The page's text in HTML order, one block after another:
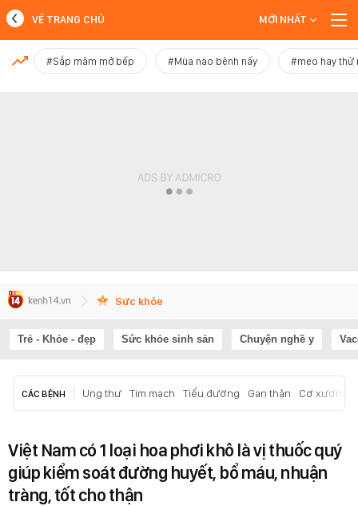
MỚI NHẤT
VỀ TRANG CHỦ MỚI NHẤT
#Sắp mâm mở bếp #Mùa nào bệnh nấy #mẹo hay thử
Sức khỏe
Trẻ - Khỏe - đẹp Sức khỏe sinh sản Chuyện nghề y
CÁC BỆNH Ung thư Tim mạch Tiểu đường Gan thận Cơ xương
Việt Nam có 1 loại hoa phơi khô là vị thuốc quý
giúp kiểm soát đường huyết, bổ máu, nhuận
tràng, tốt cho thận